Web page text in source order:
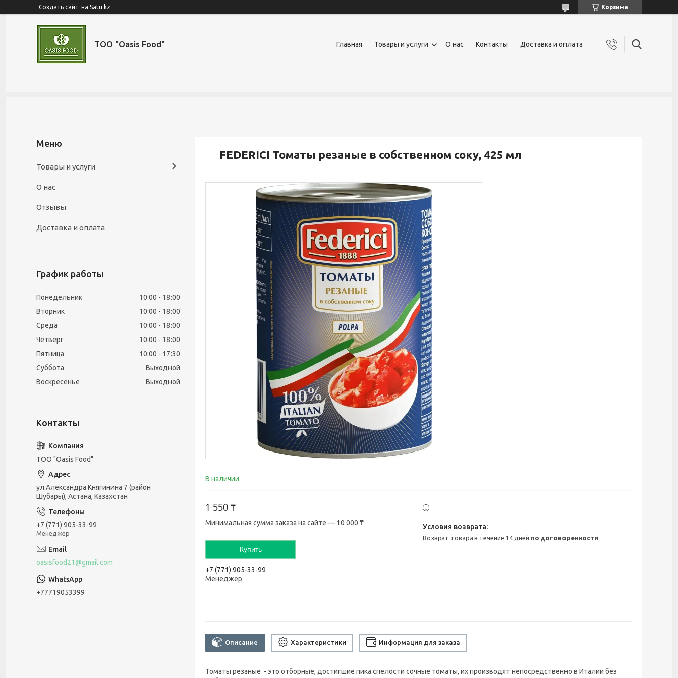
Создать сайт на Satu.kz Корзина
ТОО "Oasis Food" Главная Товары и услуги О нас Контакты Доставка и оплата
FEDERICI Томаты резаные в собственном соку, 425 мл
В наличии
1 550 ₸
Минимальная сумма заказа на сайте — 10 000 ₸
Купить
+7 (771) 905-33-99
Менеджер
возврат товара в течение 14 дней по договоренности
Описание Характеристики Информация для заказа
Томаты резаные - это отборные, достигшие пика спелости сочные томаты, их производят непосредственно в Италии без
Товары и услуги
О нас
Отзывы
Доставка и оплата
График работы
Понедельник 10:00
18:00
Вторник
10:00
18:00
Среда
10:00
18:00
Четверг
10:00
18:00
Пятница
10:00
17:30
Суббота
Выходной
Воскресенье
Выходной
ТОО "Oasis Food"
ул.Александра Княгинина 7 (район
Шубары), Астана, Казахстан
+7 (771) 905-33-99
Менеджер
oasisfood21@gmail.com
+77719053399